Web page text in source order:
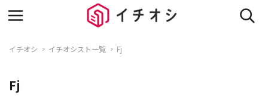
イチオシ イチオシスト一覧 Fj
Fj